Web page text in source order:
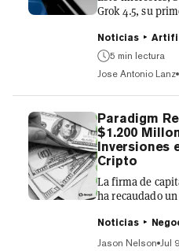
Grok 4.5, su
febrero, y el
$60.000
dirigido a
la empresa
conocimiento",
abarca desde
hasta abogados
equipos de
en Excel. La
Noticias
5 min lectura
Jose Antonio Lanz
Paradigm
$1.200
Inversiones
Cripto
La firma de
ha recaudado
otras
allá de los
Noticias
Jason Nelson Jul